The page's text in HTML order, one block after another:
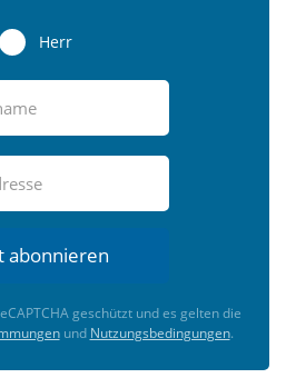
Herr
abonnieren
geschützt und es gelten die
und Nutzungsbedingungen.